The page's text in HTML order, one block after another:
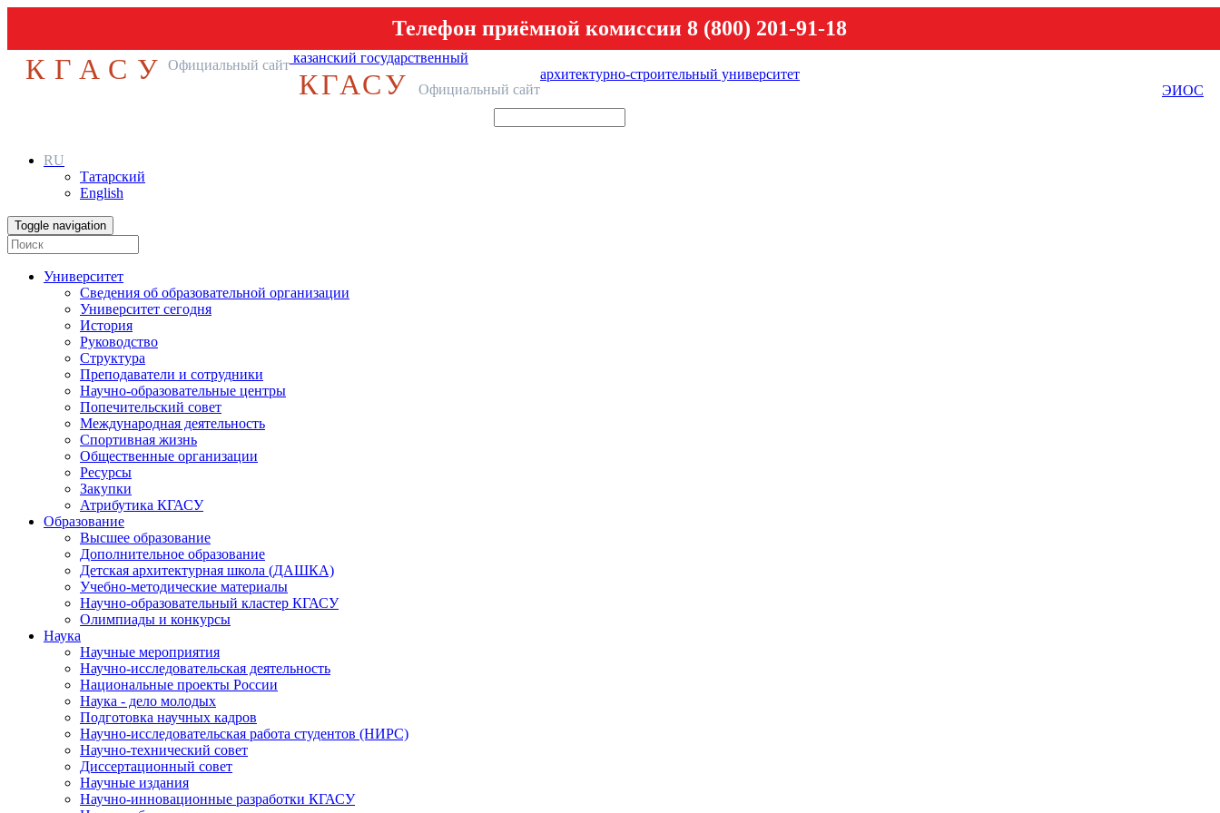
Телефон приёмной комиссии 8 (800) 201-91-18
КГАСУ Официальный сайт казанский государственный
архитектурно-строительный университет
КГАСУ Официальный сайт ЭИОС
RU
Татарский
English
Toggle navigation
Университет
Сведения об образовательной организации
Университет сегодня
История
Руководство
Структура
Преподаватели и сотрудники
Научно-образовательные центры
Попечительский совет
Международная деятельность
Спортивная жизнь
Общественные организации
Ресурсы
Закупки
Атрибутика КГАСУ
Образование
Высшее образование
Дополнительное образование
Детская архитектурная школа (ДАШКА)
Учебно-методические материалы
Научно-образовательный кластер КГАСУ
Олимпиады и конкурсы
Наука
Научные мероприятия
Научно-исследовательская деятельность
Национальные проекты России
Наука - дело молодых
Подготовка научных кадров
Научно-исследовательская работа студентов (НИРС)
Научно-технический совет
Диссертационный совет
Научные издания
Научно-инновационные разработки КГАСУ